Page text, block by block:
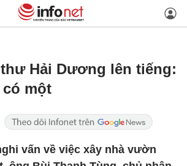
Hải Dương lên tiếng:
một
vấn về việc xây nhà vườn